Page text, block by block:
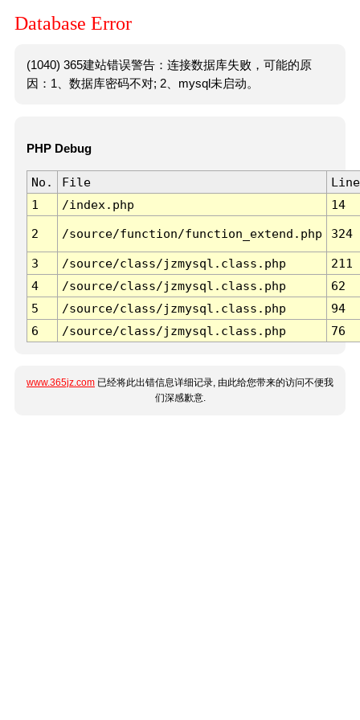
Database Error
(1040) 365建站错误警告：连接数据库失败，可能的原
因：1、数据库密码不对; 2、mysql未启动。
PHP Debug
No. File
Line
1
/index.php 14
2 /source/function/function_extend.php 324
3 /source/class/jzmysql.class.php
211
4
/source/class/jzmysql.class.php
62
5
/source/class/jzmysql.class.php
94
6
/source/class/jzmysql.class.php 76
www.365jz.com 已经将此出错信息详细记录, 由此给您带来的访问不便我
们深感歉意.